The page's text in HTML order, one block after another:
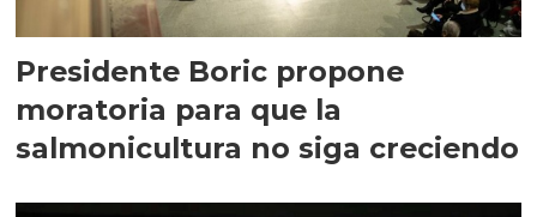
Presidente Boric propone
moratoria para que la
salmonicultura no siga creciendo